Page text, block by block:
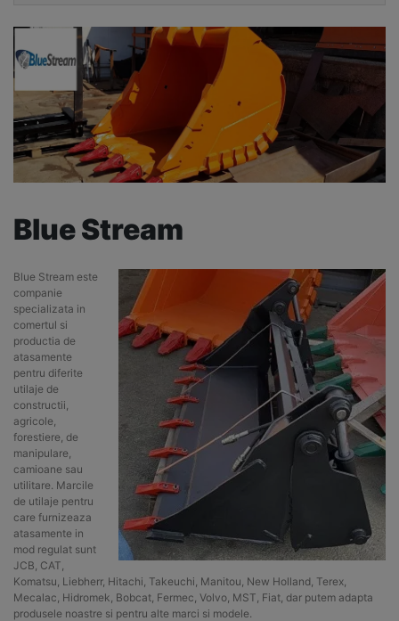
Blue Stream
Blue Stream este
companie
specializata in
comertul si
productia de
atasamente
pentru diferite
utilaje de
constructii,
agricole,
forestiere, de
manipulare,
camioane sau
utilitare. Marcile
de utilaje pentru
care furnizeaza
atasamente in
mod regulat sunt
JCB, CAT,
Komatsu, Liebherr, Hitachi, Takeuchi, Manitou, New Holland, Terex,
Mecalac, Hidromek, Bobcat, Fermec, Volvo, MST, Fiat, dar putem adapta
produsele noastre si pentru alte marci si modele.